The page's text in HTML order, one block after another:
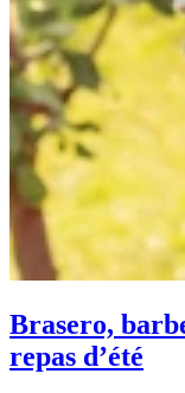
Brasero,
repas d’été